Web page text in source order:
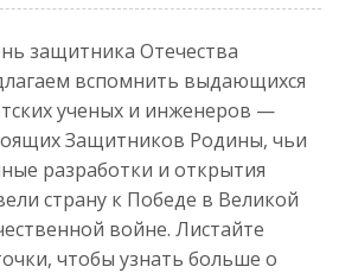
защитника Отечества
вспомнить выдающихся
ученых и инженеров —
Защитников Родины, чьи
разработки и открытия
страну к Победе в Великой
войне. Листайте
чтобы узнать больше о